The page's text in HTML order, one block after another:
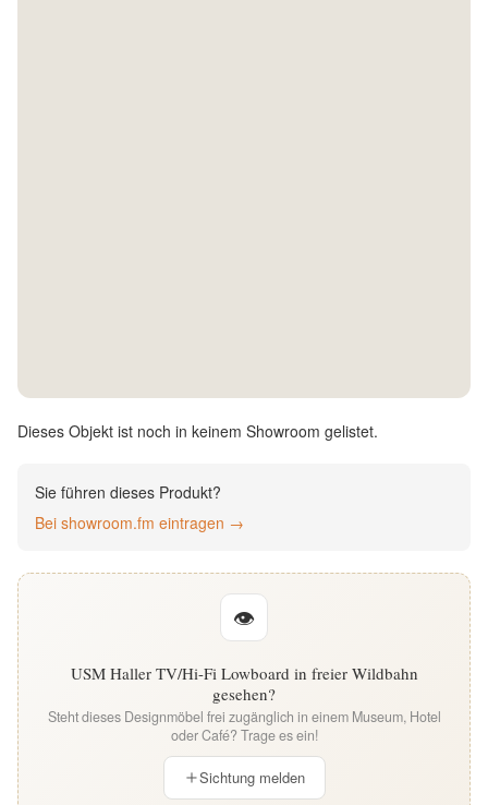
English
Deutsch
Dieses Objekt ist noch in keinem Showroom gelistet.
Sie führen dieses Produkt?
Bei showroom.fm eintragen →
👁
USM Haller TV/Hi-Fi Lowboard in freier Wildbahn
gesehen?
Steht dieses Designmöbel frei zugänglich in einem Museum, Hotel
oder Café? Trage es ein!
Sichtung melden